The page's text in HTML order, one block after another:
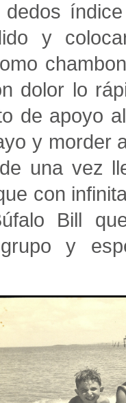
y
dolor lo
de apoyo
y morder
una vez
con
Bill
y